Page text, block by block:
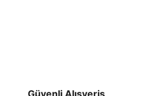
Güvenli Alışveriş